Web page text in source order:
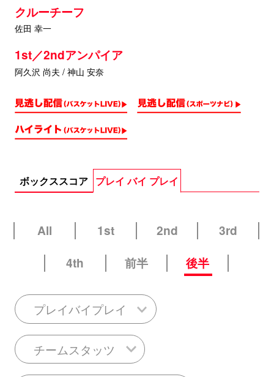
クルーチーフ
佐田 幸一
1st／2ndアンパイア
阿久沢 尚夫 / 神山 安奈
ボックススコア プレイ バイ プレイ
All 1st 2nd
3rd
4th
前半 後半
プレイバイプレイ
チームスタッツ